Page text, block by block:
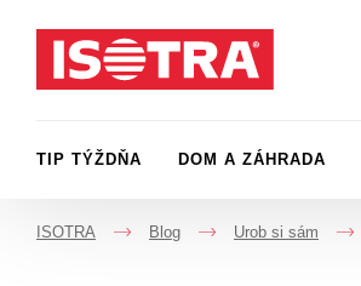
TIP TÝŽDŇA DOM A ZÁHRADA
ISOTRA
->
Blog
->
Urob si sám